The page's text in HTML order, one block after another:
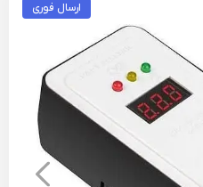
ارسال فوری